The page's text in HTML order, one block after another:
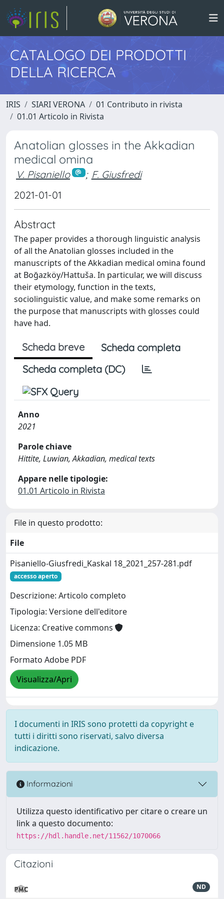
CATALOGO DEI PRODOTTI
DELLA RICERCA
IRIS SIARI VERONA
01 Contributo in rivista
01.01 Articolo in Rivista
Anatolian glosses in the Akkadian
medical omina
V. Pisaniello ; F. Giusfredi
2021-01-01
Abstract
The paper provides a thorough linguistic analysis
of all the Anatolian glosses included in the
manuscripts of the Akkadian medical omina found
at Boğazköy/Hattuša. In particular, we will discuss
their etymology, function in the texts,
sociolinguistic value, and make some remarks on
the purpose that manuscripts with glosses could
have had.
Scheda breve
Scheda completa
Scheda completa (DC)
Anno
2021
Parole chiave
Hittite, Luwian, Akkadian, medical texts
Appare nelle tipologie:
01.01 Articolo in Rivista
File in questo prodotto:
File
Pisaniello-Giusfredi_Kaskal 18_2021_257-281.pdf
accesso aperto
Descrizione: Articolo completo
Tipologia: Versione dell'editore
Licenza: Creative commons
Dimensione 1.05 MB
Formato Adobe PDF
Visualizza/Apri
I documenti in IRIS sono protetti da copyright e
tutti i diritti sono riservati, salvo diversa
indicazione.
Informazioni
Utilizza questo identificativo per citare o creare un
link a questo documento:
https://hdl.handle.net/11562/1070066
Citazioni
ND